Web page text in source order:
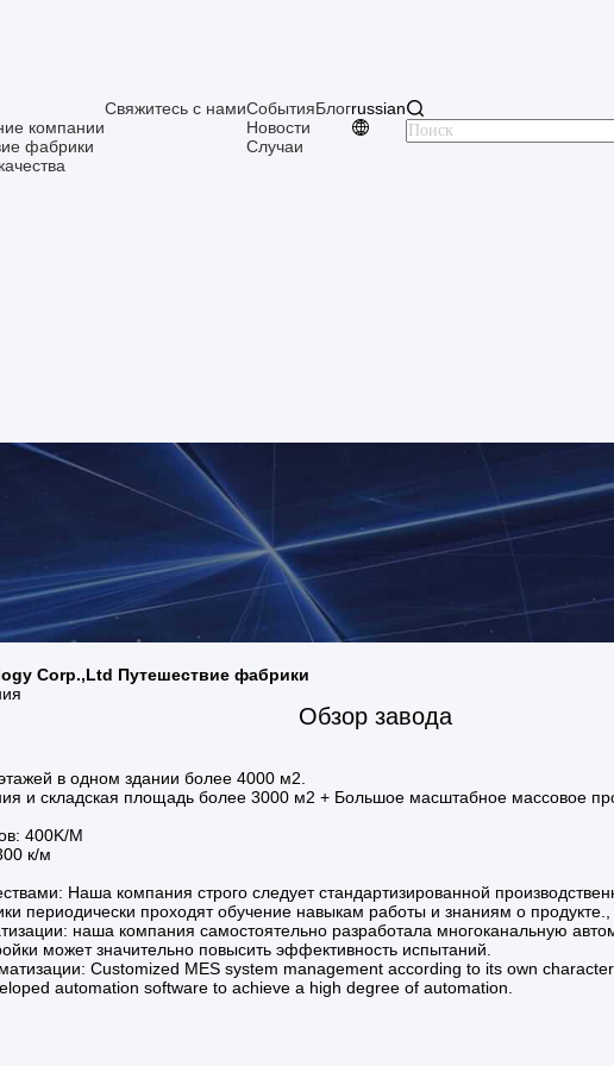
компании
фабрики
Свяжитесь с намиСобытия
Новости
Случаи
Блогrussian
Corp.,Ltd Путешествие фабрики
Обзор завода
в одном здании более 4000 м2.
и складская площадь более 3000 м2 + Большое масштабное массовое
400K/M
к/м
Наша компания строго следует стандартизированной
периодически проходят обучение навыкам работы и знаниям о
наша компания самостоятельно разработала многоканальную
может значительно повысить эффективность испытаний.
Customized MES system management according to its own
automation software to achieve a high degree of automation.